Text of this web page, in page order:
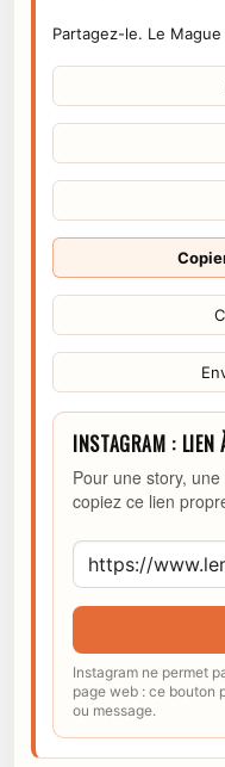
Partagez-le. Le
INSTAGRAM : LIEN
Pour une story,
copiez ce lien
Instagram ne permet
page web : ce bouton
ou message.